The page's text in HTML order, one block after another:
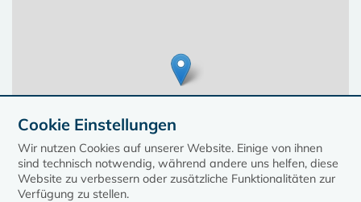
Cookie Einstellungen
Wir nutzen Cookies auf unserer Website. Einige von ihnen
sind technisch notwendig, während andere uns helfen, diese
Website zu verbessern oder zusätzliche Funktionalitäten zur
Verfügung zu stellen.